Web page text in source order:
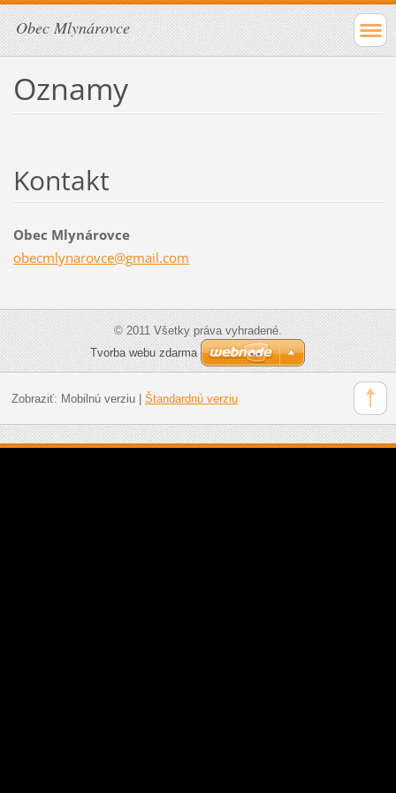
Obec Mlynárovce
Oznamy
Kontakt
Obec Mlynárovce
obecmlynarovce@gmail.com
© 2011 Všetky práva vyhradené.
Tvorba webu zdarma
Zobraziť: Mobilnú verziu| Štandardnú verziu